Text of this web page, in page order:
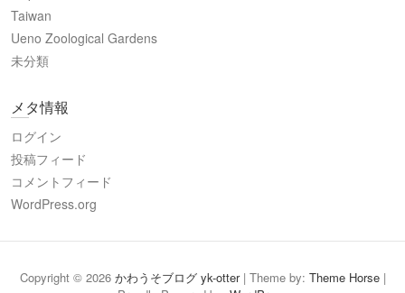
Taiwan
Ueno Zoological Gardens
未分類
メタ情報
ログイン
投稿フィード
コメントフィード
WordPress.org
Copyright © 2026 かわうそブログ yk-otter| Theme by: Theme Horse|